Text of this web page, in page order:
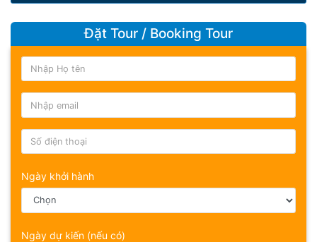
Đặt Tour / Booking Tour
Ngày khởi hành
Ngày dự kiến (nếu có)